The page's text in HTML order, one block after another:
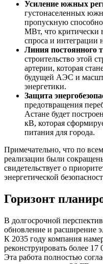
Усиление южных
густонаселенных
пропускную
МВт, что критически
спроса и интеграции
Линия постоянного
строительство этой
артерии, которая
будущей АЭС и
энергетики.
Защита
предотвращения
Астане будет
кВ, которая
питания для города.
Примечательно, что по
реализации были
свидетельствует о
энергетической
Горизонт
В долгосрочной
обновление и расширение
К 2035 году компания
реконструировать более
Эта работа полностью